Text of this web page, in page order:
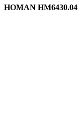
HOMAN HM6430.04